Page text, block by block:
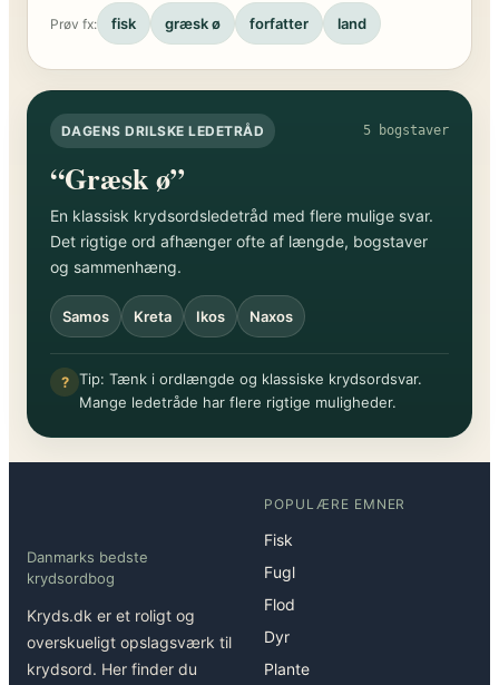
Prøv fx: fisk græsk ø forfatter land
DAGENS DRILSKE LEDETRÅD 5 bogstaver
“Græsk ø”
En klassisk krydsordsledetråd med flere mulige svar.
Det rigtige ord afhænger ofte af længde, bogstaver
og sammenhæng.
Samos Kreta Ikos Naxos
? Tip: Tænk i ordlængde og klassiske krydsordsvar.
Mange ledetråde har flere rigtige muligheder.
Danmarks bedste
krydsordbog
Kryds.dk er et roligt og
overskueligt opslagsværk til
krydsord. Her finder du
POPULÆRE EMNER
Fisk
Fugl
Flod
Dyr
Plante